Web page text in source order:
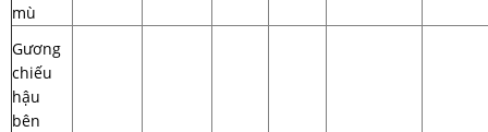
mù
Gương
chiếu
hậu
bên